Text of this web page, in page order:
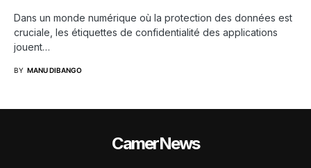
Dans un monde numérique où la protection des données est
cruciale, les étiquettes de confidentialité des applications
jouent…
BY MANU DIBANGO
CamerNews